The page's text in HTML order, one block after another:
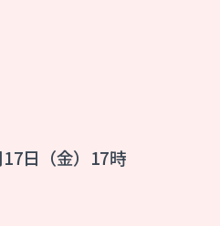
日（金）17時